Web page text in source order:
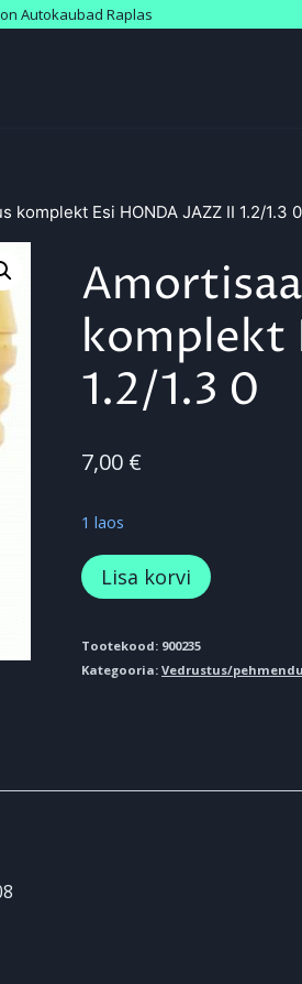
Autokaubad Raplas
komplekt Esi HONDA JAZZ II 1.2/1.3 0
komplekt
1.2/1.3 0
7,00 €
1 laos
Amortisaatori
paigaldus
komplekt
Esi
Lisa korvi
Tootekood: 900235
Kategooria:Vedrustus/